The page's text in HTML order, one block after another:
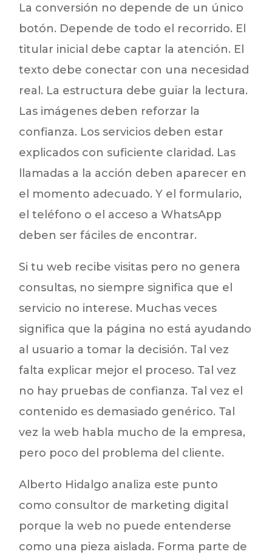
La conversión no depende de un único
botón. Depende de todo el recorrido. El
titular inicial debe captar la atención. El
texto debe conectar con una necesidad
real. La estructura debe guiar la lectura.
Las imágenes deben reforzar la
confianza. Los servicios deben estar
explicados con suficiente claridad. Las
llamadas a la acción deben aparecer en
el momento adecuado. Y el formulario,
el teléfono o el acceso a WhatsApp
deben ser fáciles de encontrar.
Si tu web recibe visitas pero no genera
consultas, no siempre significa que el
servicio no interese. Muchas veces
significa que la página no está ayudando
al usuario a tomar la decisión. Tal vez
falta explicar mejor el proceso. Tal vez
no hay pruebas de confianza. Tal vez el
contenido es demasiado genérico. Tal
vez la web habla mucho de la empresa,
pero poco del problema del cliente.
Alberto Hidalgo analiza este punto
como consultor de marketing digital
porque la web no puede entenderse
como una pieza aislada. Forma parte de